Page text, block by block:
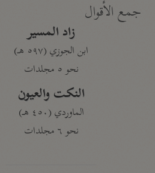
جمع الأقوال
زاد المسير
ابن الجوزي (٥٩٧ هـ)
نحو ٥ مجلدات
النكت والعيون
الماوردي (٤٥٠ هـ)
نحو ٦ مجلدات